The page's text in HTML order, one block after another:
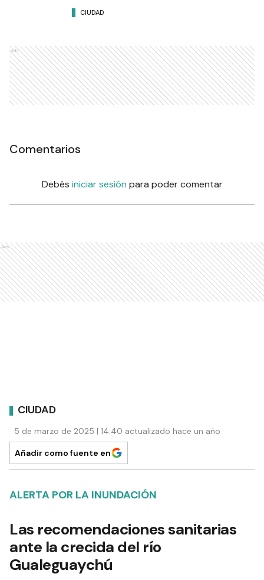
CIUDAD
Ads
Comentarios
Debés iniciar sesión para poder comentar
Ads
CIUDAD
5 de marzo de 2025 | 14:40 actualizado hace un año
Añadir como fuente en
ALERTA POR LA INUNDACIÓN
Las recomendaciones sanitarias
ante la crecida del río
Gualeguaychú